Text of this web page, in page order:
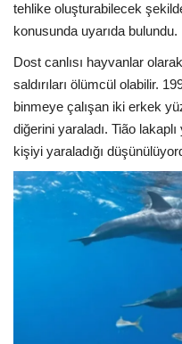
tehlike oluşturabilecek
konusunda uyarıda bulundu.
Dost canlısı hayvanlar
saldırıları ölümcül olabilir.
binmeye çalışan iki erkek
diğerini yaraladı. Tião
kişiyi yaraladığı